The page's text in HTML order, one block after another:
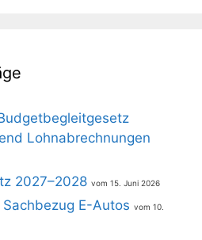
Lohnabrechnungen
2027–2028 15. Juni 2026
E-Autos 10.